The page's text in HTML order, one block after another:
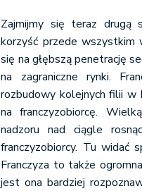
Zajmijmy się teraz drugą
korzyść przede wszystkim
się na głębszą penetrację
na zagraniczne rynki.
rozbudowy kolejnych filii w
na franczyzobiorcę.
nadzoru nad ciągle
franczyzobiorcy. Tu widać
Franczyza to także
jest ona bardziej